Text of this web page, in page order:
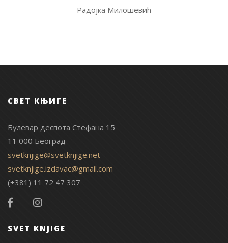
Радојка Милошевић
СВЕТ КЊИГЕ
Булевар деспота Стефана 15
11 000 Београд
svetknjige@svetknjige.net
svetknjige.izdavac@gmail.com
(+381) 11 72 47 307
SVET KNJIGE